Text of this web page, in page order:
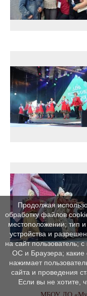
Продолжая
обработку файлов
местоположении; тип
устройства и
на сайт пользователь;
ОС и Браузера; какие
нажимает
сайта и проведения
Если вы не хотите,